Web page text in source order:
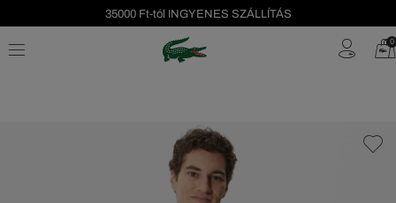
35000 Ft-tól INGYENES SZÁLLÍTÁS
Szezonális leárazás akár -40%! 0